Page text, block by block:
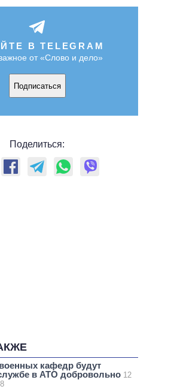
В TELEGRAM
от «Слово и дело»
Подписаться
Поделиться:
кафедр будут
в АТО добровольно 12